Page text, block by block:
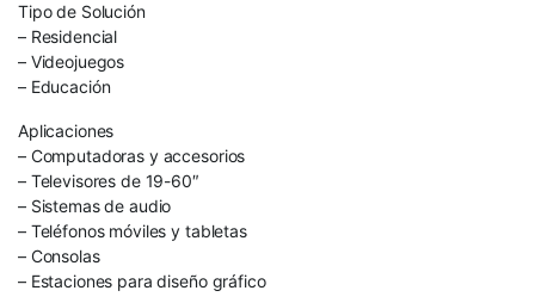
Tipo de Solución
– Residencial
– Videojuegos
– Educación
Aplicaciones
– Computadoras y accesorios
– Televisores de 19-60″
– Sistemas de audio
– Teléfonos móviles y tabletas
– Consolas
– Estaciones para diseño gráfico